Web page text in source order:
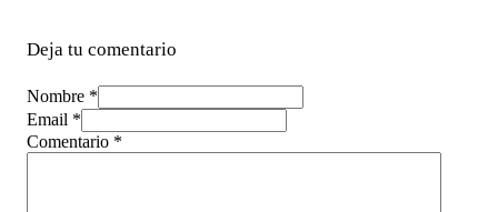
Deja tu comentario
Nombre *
Email *
Comentario *